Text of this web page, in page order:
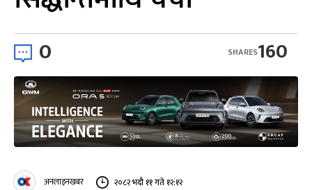
0 160
SHARES
अनलाइनखबर २०८२ भदौ ११ गते १२:१२